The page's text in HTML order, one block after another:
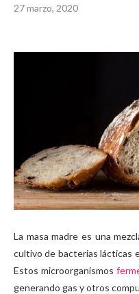
27 marzo, 2020
La masa madre es una
cultivo de bacterias lácticas
Estos microorganismos
generando gas y otros